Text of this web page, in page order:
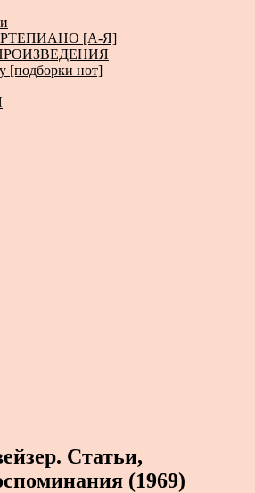
[А-Я]
[подборки нот]
Статьи,
(1969)